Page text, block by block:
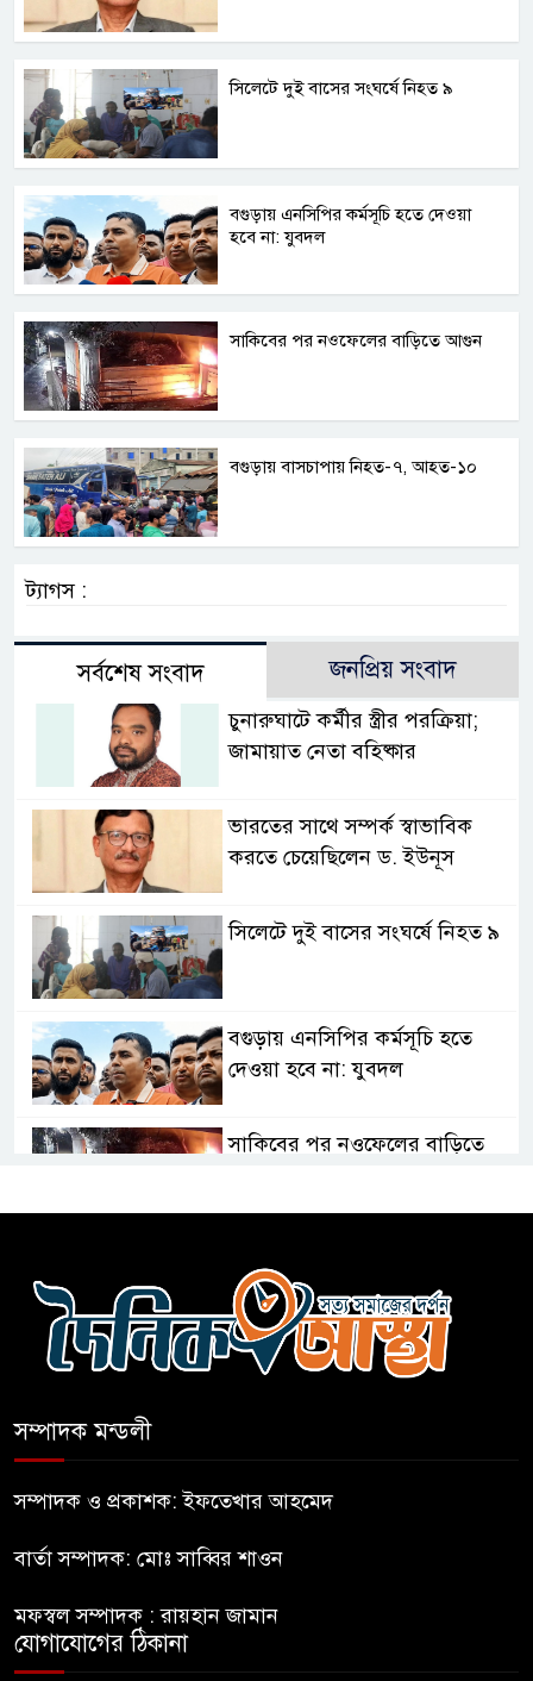
সিলেটে দুই বাসের সংঘর্ষে নিহত ৯
বগুড়ায় এনসিপির কর্মসূচি হতে দেওয়া
হবে না: যুবদল
সাকিবের পর নওফেলের বাড়িতে আগুন
বগুড়ায় বাসচাপায় নিহত-৭, আহত-১০
ট্যাগস :
সর্বশেষ সংবাদ জনপ্রিয় সংবাদ
চুনারুঘাটে কর্মীর স্ত্রীর পরক্রিয়া;
জামায়াত নেতা বহিষ্কার
ভারতের সাথে সম্পর্ক স্বাভাবিক
করতে চেয়েছিলেন ড. ইউনূস
সিলেটে দুই বাসের সংঘর্ষে নিহত ৯
বগুড়ায় এনসিপির কর্মসূচি হতে
দেওয়া হবে না: যুবদল
সাকিবের পর নওফেলের বাড়িতে
আহত-১০
বন্যায় পাটগ্রামে সড়ক ভেঙে
চালাচ্ছেন তারেক: কাদের সিদ্দিকী
জুলাই জাদুঘরে টিকিট জালিয়াতি!
সম্পাদক মন্ডলী
সম্পাদক ও প্রকাশক: ইফতেখার আহমেদ
বার্তা সম্পাদক: মোঃ সাব্বির শাওন
মফস্বল সম্পাদক : রায়হান জামান
যোগাযোগের ঠিকানা